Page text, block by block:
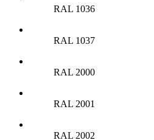
RAL 1036
RAL 1037
RAL 2000
RAL 2001
RAL 2002